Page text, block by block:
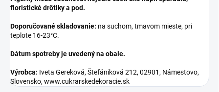
floristické drôtiky a pod.
Doporučované skladovanie: na suchom, tmavom mieste, pri
teplote 16-23°C.
Dátum spotreby je uvedený na obale.
Výrobca: Iveta Gereková, Štefániková 212, 02901, Námestovo,
Slovensko, www.cukrarskedekoracie.sk